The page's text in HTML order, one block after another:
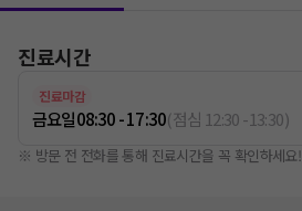
진료시간
진료마감
금요일08:30 - 17:30(점심 12:30-13:30)
※ 방문 전 전화를 통해 진료시간을 꼭 확인하세요!